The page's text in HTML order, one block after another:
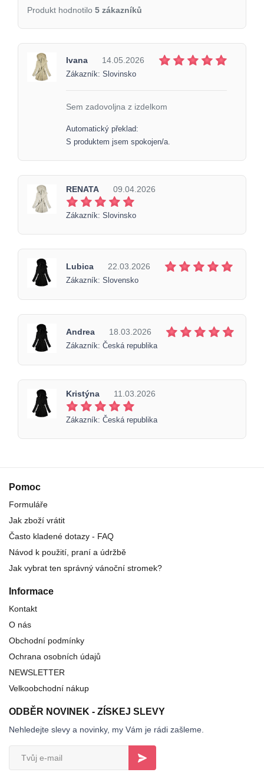
Produkt hodnotilo 5 zákazníků
Ivana 14.05.2026
Zákazník: Slovinsko
Sem zadovoljna z izdelkom
Automatický překlad:
S produktem jsem spokojen/a.
RENATA 09.04.2026
Zákazník: Slovinsko
Lubica 22.03.2026
Zákazník: Slovensko
Andrea 18.03.2026
Zákazník: Česká republika
Kristýna 11.03.2026
Zákazník: Česká republika
Pomoc
Formuláře
Jak zboží vrátit
Často kladené dotazy - FAQ
Návod k použití, praní a údržbě
Jak vybrat ten správný vánoční stromek?
Informace
Kontakt
O nás
Obchodní podmínky
Ochrana osobních údajů
NEWSLETTER
Velkoobchodní nákup
ODBĚR NOVINEK - ZÍSKEJ SLEVY
Nehledejte slevy a novinky, my Vám je rádi zašleme.